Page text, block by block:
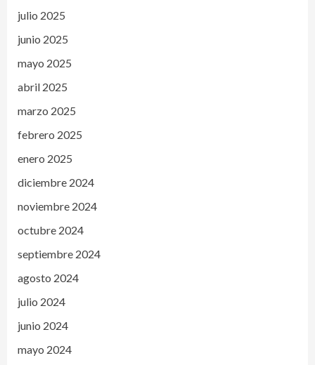
julio 2025
junio 2025
mayo 2025
abril 2025
marzo 2025
febrero 2025
enero 2025
diciembre 2024
noviembre 2024
octubre 2024
septiembre 2024
agosto 2024
julio 2024
junio 2024
mayo 2024